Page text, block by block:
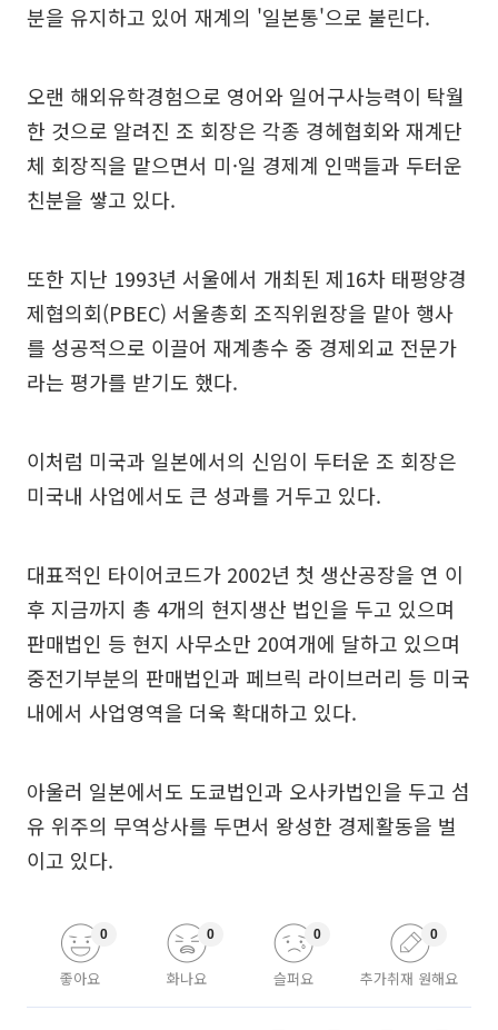
분을 유지하고 있어 재계의 '일본통'으로 불린다.
오랜 해외유학경험으로 영어와 일어구사능력이 탁월
한 것으로 알려진 조 회장은 각종 경헤협회와 재계단
체 회장직을 맡으면서 미·일 경제계 인맥들과 두터운
친분을 쌓고 있다.
또한 지난 1993년 서울에서 개최된 제16차 태평양경
제협의회(PBEC) 서울총회 조직위원장을 맡아 행사
를 성공적으로 이끌어 재계총수 중 경제외교 전문가
라는 평가를 받기도 했다.
이처럼 미국과 일본에서의 신임이 두터운 조 회장은
미국내 사업에서도 큰 성과를 거두고 있다.
대표적인 타이어코드가 2002년 첫 생산공장을 연 이
후 지금까지 총 4개의 현지생산 법인을 두고 있으며
판매법인 등 현지 사무소만 20여개에 달하고 있으며
중전기부분의 판매법인과 페브릭 라이브러리 등 미국
내에서 사업영역을 더욱 확대하고 있다.
아울러 일본에서도 도쿄법인과 오사카법인을 두고 섬
유 위주의 무역상사를 두면서 왕성한 경제활동을 벌
이고 있다.
좋아요
0
화나요
0
슬퍼요
0
추가취재 원해요
0